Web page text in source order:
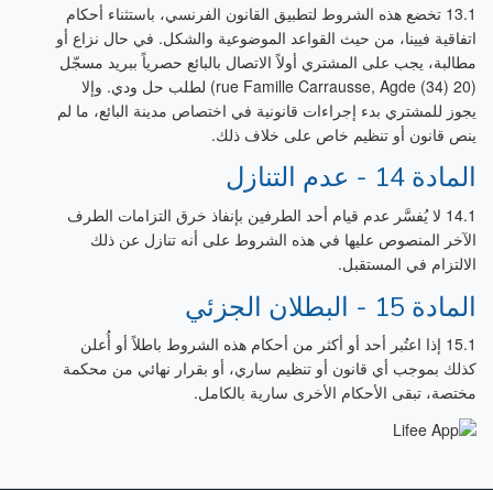
13.1 تخضع هذه الشروط لتطبيق القانون الفرنسي، باستثناء أحكام
اتفاقية فيينا، من حيث القواعد الموضوعية والشكل. في حال نزاع أو
مطالبة، يجب على المشتري أولاً الاتصال بالبائع حصرياً ببريد مسجّل
(20 rue Famille Carrausse, Agde (34)) لطلب حل ودي. وإلا
يجوز للمشتري بدء إجراءات قانونية في اختصاص مدينة البائع، ما لم
ينص قانون أو تنظيم خاص على خلاف ذلك.
المادة 14 - عدم التنازل
14.1 لا يُفسَّر عدم قيام أحد الطرفين بإنفاذ خرق التزامات الطرف
الآخر المنصوص عليها في هذه الشروط على أنه تنازل عن ذلك
الالتزام في المستقبل.
المادة 15 - البطلان الجزئي
15.1 إذا اعتُبر أحد أو أكثر من أحكام هذه الشروط باطلاً أو أُعلن
كذلك بموجب أي قانون أو تنظيم ساري، أو بقرار نهائي من محكمة
مختصة، تبقى الأحكام الأخرى سارية بالكامل.